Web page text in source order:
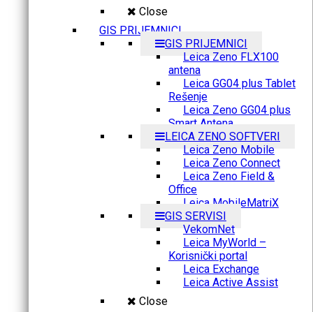
Close
GIS PRIJEMNICI
GIS PRIJEMNICI
Leica Zeno FLX100
antena
Leica GG04 plus Tablet
Rešenje
Leica Zeno GG04 plus
Smart Antena
LEICA ZENO SOFTVERI
Leica Zeno Mobile
Leica Zeno Connect
Leica Zeno Field &
Office
Leica MobileMatriX
GIS SERVISI
VekomNet
Leica MyWorld –
Korisnički portal
Leica Exchange
Leica Active Assist
Close